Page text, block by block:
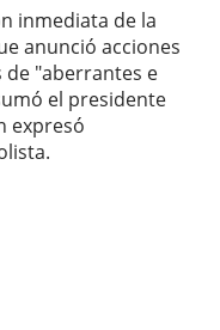
inmediata de la
anunció acciones
de "aberrantes e
el presidente
expresó